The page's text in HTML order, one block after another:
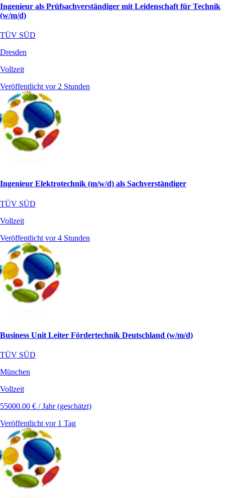
Ingenieur als Prüfsachverständiger mit Leidenschaft für Technik
(w/m/d)
TÜV SÜD
Dresden
Vollzeit
Veröffentlicht vor 2 Stunden
Ingenieur Elektrotechnik (m/w/d) als Sachverständiger
TÜV SÜD
Vollzeit
Veröffentlicht vor 4 Stunden
Business Unit Leiter Fördertechnik Deutschland (w/m/d)
TÜV SÜD
München
Vollzeit
55000.00 € / Jahr (geschätzt)
Veröffentlicht vor 1 Tag